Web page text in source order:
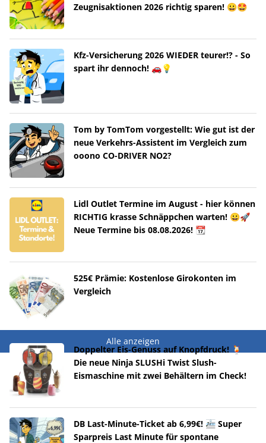
Zeugnisaktionen 2026 richtig sparen! 😀🤩
Kfz-Versicherung 2026 WIEDER teurer!? - So
spart ihr dennoch! 🚗💡
Tom by TomTom vorgestellt: Wie gut ist der
neue Verkehrs-Assistent im Vergleich zum
ooono CO-DRIVER NO2?
Lidl Outlet Termine im August - hier können
RICHTIG krasse Schnäppchen warten! 😀🚀
Neue Termine bis 08.08.2026! 📆
525€ Prämie: Kostenlose Girokonten im
Vergleich
Alle anzeigen
Doppelter Eis-Genuss auf Knopfdruck! 🍹
Die neue Ninja SLUSHi Twist Slush-
Eismaschine mit zwei Behältern im Check!
DB Last-Minute-Ticket ab 6,99€! 🚈 Super
Sparpreis Last Minute für spontane